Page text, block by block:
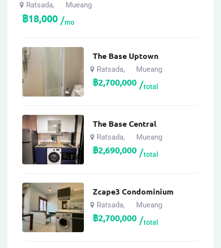
Ratsada, Mueang
฿18,000 mo
The Base Uptown
Ratsada, Mueang
฿2,700,000 total
The Base Central
Ratsada, Mueang
฿2,690,000 total
Zcape3 Condominium
Ratsada, Mueang
฿2,700,000 total